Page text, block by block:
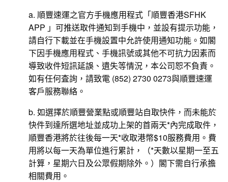
a. 順豐速運之官方手機應用程式「順豐香港SFHK
APP 」可推送取件通知到手機中，並設有提示功能，
請自行下載並在手機設置中允許使用通知功能。如閣
下因手機應用程式、手機訊號或其他不可抗力因素而
導致收件短訊延誤、遺失等情況，本公司恕不負責。
如有任何査詢，請致電 (852) 2730 0273與順豐速運
客戶服務聯絡。
b. 如選擇於順豐營業點或順豐站自取快件，而未能於
快件到達所選地址並成功上架的首兩天*內完成取件，
順豐香港將於往後每一天*收取港幣$10服務費用。費
用將以每一天為單位進行累計，（*天數以星期一至五
計算，星期六日及公眾假期除外。）閣下需自行承擔
相關費用。